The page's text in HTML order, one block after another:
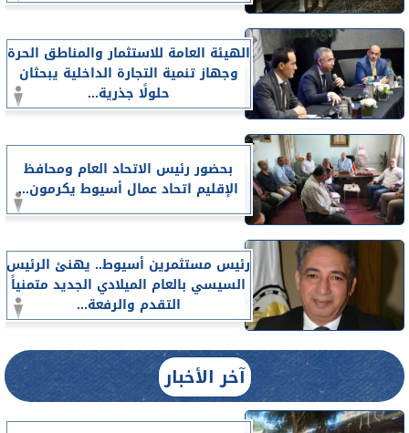
الهيئة العامة للاستثمار والمناطق الحرة
وجهاز تنمية التجارة الداخلية يبحثان
حلولًا جذرية...
بحضور رئيس الاتحاد العام ومحافظ
الإقليم اتحاد عمال أسيوط يكرمون...
رئيس مستثمرين أسيوط.. يهنئ الرئيس
السيسي بالعام الميلادي الجديد متمنياً
التقدم والرفعة...
آخر الأخبار